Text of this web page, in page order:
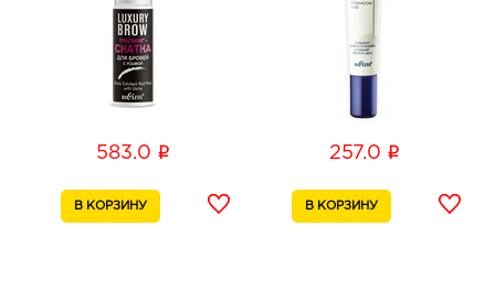
583.0 i 257.0 i